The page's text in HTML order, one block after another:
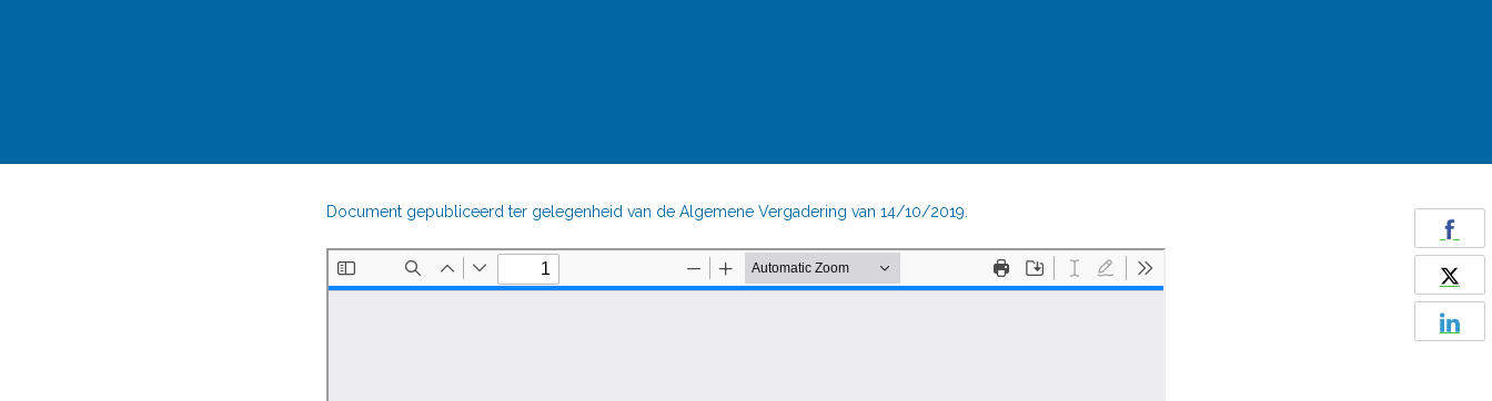
Document gepubliceerd ter gelegenheid van de Algemene Vergadering van 14/10/2019.